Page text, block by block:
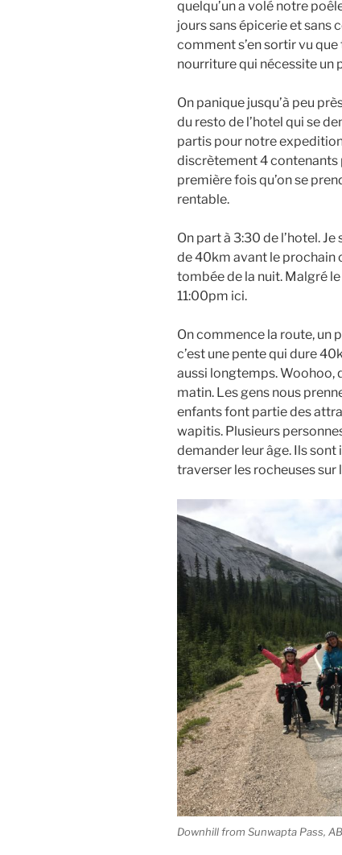
quelqu’un a volé notre
jours sans épicerie et sans
comment s’en sortir vu
nourriture qui nécessite un
On panique jusqu’à peu
du resto de l’hotel qui se
partis pour notre
discrètement 4 contenants
première fois qu’on se
rentable.
On part à 3:30 de l’hotel.
de 40km avant le prochain
tombée de la nuit. Malgré
11:00pm ici.
On commence la route, un
c’est une pente qui dure
aussi longtemps. Woohoo,
matin. Les gens nous
enfants font partie des
wapitis. Plusieurs
demander leur âge. Ils
traverser les rocheuses sur
Downhill from Sunwapta Pass, AB